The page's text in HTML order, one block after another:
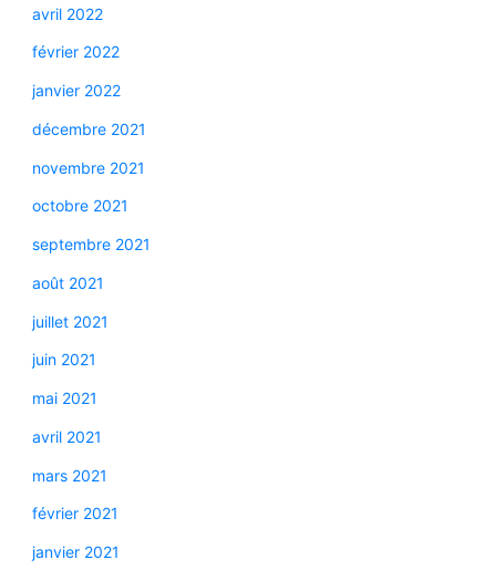
avril 2022
février 2022
janvier 2022
décembre 2021
novembre 2021
octobre 2021
septembre 2021
août 2021
juillet 2021
juin 2021
mai 2021
avril 2021
mars 2021
février 2021
janvier 2021